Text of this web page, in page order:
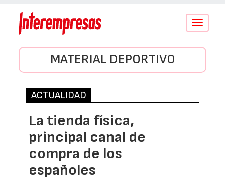
Conmutar
MATERIAL DEPORTIVO
ACTUALIDAD
La tienda física,
principal canal de
compra de los
españoles